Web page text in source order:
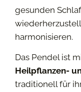
gesunden
harmonisieren.
Das Pendel ist
Heilpflanzen-
traditionell für